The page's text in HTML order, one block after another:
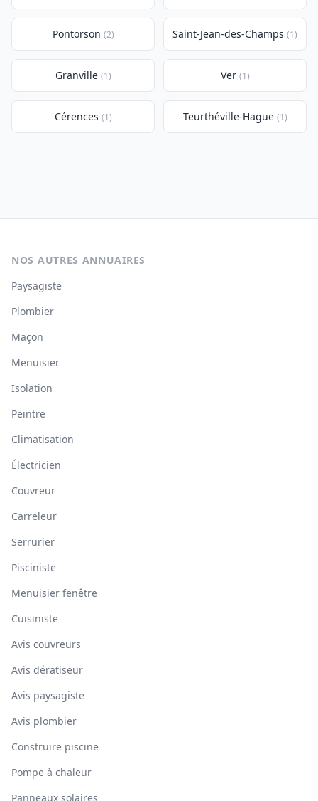
Pontorson (2) Saint-Jean-des-Champs (1)
Granville (1) Ver (1)
Cérences (1) Teurthéville-Hague (1)
NOS AUTRES ANNUAIRES
Paysagiste
Plombier
Maçon
Menuisier
Isolation
Peintre
Climatisation
Électricien
Couvreur
Carreleur
Serrurier
Pisciniste
Menuisier fenêtre
Cuisiniste
Avis couvreurs
Avis dératiseur
Avis paysagiste
Avis plombier
Construire piscine
Pompe à chaleur
Panneaux solaires